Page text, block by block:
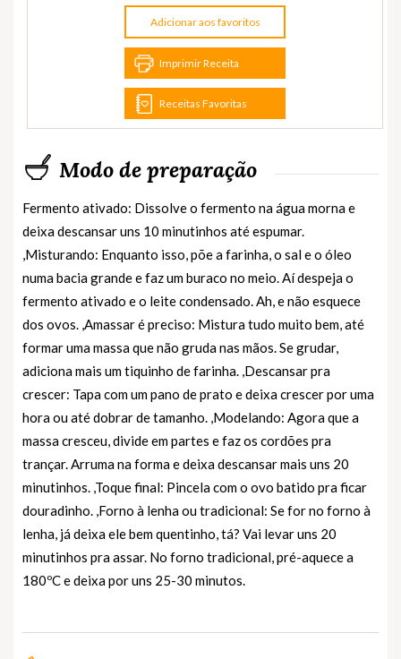
Adicionar aos favoritos
Imprimir Receita
Receitas Favoritas
Modo de preparação
Fermento ativado: Dissolve o fermento na água morna e
deixa descansar uns 10 minutinhos até espumar.
,Misturando: Enquanto isso, põe a farinha, o sal e o óleo
numa bacia grande e faz um buraco no meio. Aí despeja o
fermento ativado e o leite condensado. Ah, e não esquece
dos ovos. ,Amassar é preciso: Mistura tudo muito bem, até
formar uma massa que não gruda nas mãos. Se grudar,
adiciona mais um tiquinho de farinha. ,Descansar pra
crescer: Tapa com um pano de prato e deixa crescer por uma
hora ou até dobrar de tamanho. ,Modelando: Agora que a
massa cresceu, divide em partes e faz os cordões pra
trançar. Arruma na forma e deixa descansar mais uns 20
minutinhos. ,Toque final: Pincela com o ovo batido pra ficar
douradinho. ,Forno à lenha ou tradicional: Se for no forno à
lenha, já deixa ele bem quentinho, tá? Vai levar uns 20
minutinhos pra assar. No forno tradicional, pré-aquece a
180ºC e deixa por uns 25-30 minutos.